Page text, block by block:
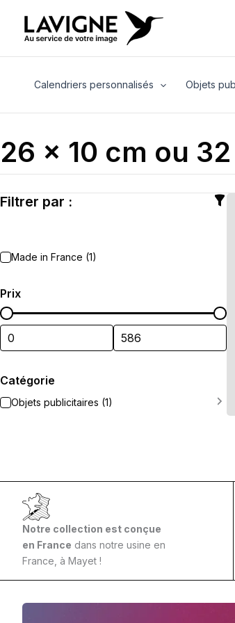
contenu
Calendriers personnalisés Objets
26 x 10 cm ou
Filtrer par :
Made in France (1)
Prix
Catégorie
Objets publicitaires (1)
Notre collection est conçue
en France dans notre usine en
France, à Mayet !